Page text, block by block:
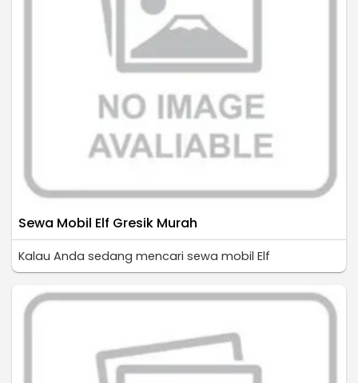
Sewa Mobil Elf Gresik Murah
Kalau Anda sedang mencari sewa mobil Elf